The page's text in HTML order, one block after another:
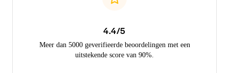
4.4/5
Meer dan 5000 geverifieerde beoordelingen met een
uitstekende score van 90%.